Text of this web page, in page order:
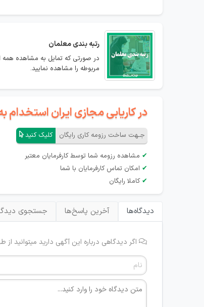
رتبه بندی معلمان
در صورتی که تمایل به مشاهده همه
مربوطه را مشاهده نمایید.
در کاریابی مجازی ایران
جـهت ساخت رزومه کاری رایگان کلیک کنید
✔ مشاهده رزومه شما توسط کارفرمایان معتبر
✔ امکان تماس کارفرمایان با شما
✔ کاملا رایگان
دیدگاه‌ها آخرین پاسخ‌ها جستجوی
اگر دیدگاهی درباره این آگهی دارید میتوانید